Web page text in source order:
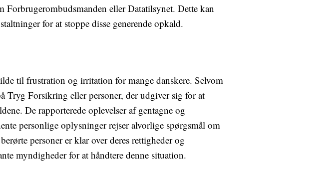
Forbrugerombudsmanden eller Datatilsynet. Dette kan
for at stoppe disse generende opkald.
til frustration og irritation for mange danskere. Selvom
Tryg Forsikring eller personer, der udgiver sig for at
De rapporterede oplevelser af gentagne og
personlige oplysninger rejser alvorlige spørgsmål om
personer er klar over deres rettigheder og
myndigheder for at håndtere denne situation.